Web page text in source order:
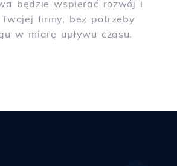
będzie wspierać rozwój i
firmy, bez potrzeby
w miarę upływu czasu.